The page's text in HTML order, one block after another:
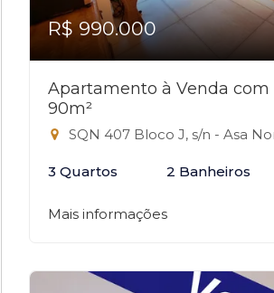
R$ 990.000
Apartamento à Venda com
90m²
SQN 407 Bloco J, s/n - Asa
3 Quartos 2 Banheiros
Mais informações